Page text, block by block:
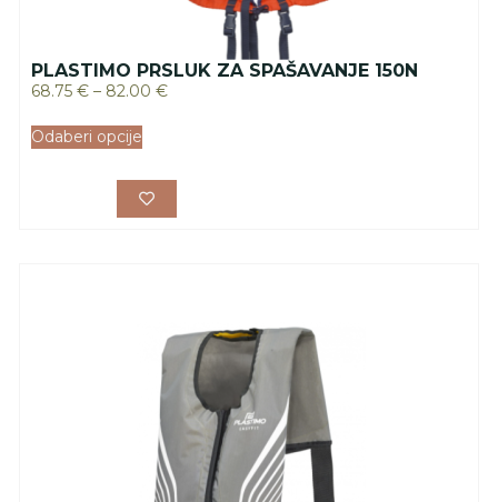
PLASTIMO PRSLUK ZA SPAŠAVANJE 150N
68.75 € – 82.00 €
Odaberi opcije